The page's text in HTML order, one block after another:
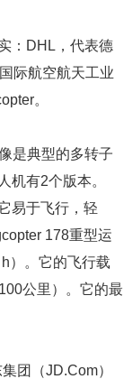
：DHL，代表德
际航空航天工业
。
是典型的多转子
机有2个版本。
易于飞行，轻
178重型运
）。它的飞行载
公里）。它的最
团（JD.Com）